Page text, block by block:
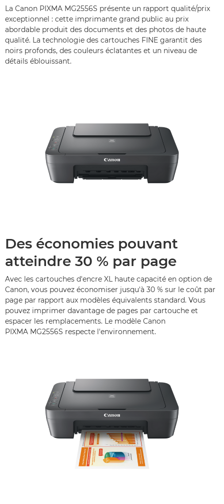
La Canon PIXMA MG2556S présente un rapport qualité/prix
exceptionnel : cette imprimante grand public au prix
abordable produit des documents et des photos de haute
qualité. La technologie des cartouches FINE garantit des
noirs profonds, des couleurs éclatantes et un niveau de
détails éblouissant.
Des économies pouvant
atteindre 30 % par page
Avec les cartouches d'encre XL haute capacité en option de
Canon, vous pouvez économiser jusqu'à 30 % sur le coût par
page par rapport aux modèles équivalents standard. Vous
pouvez imprimer davantage de pages par cartouche et
espacer les remplacements. Le modèle Canon
PIXMA MG2556S respecte l'environnement.